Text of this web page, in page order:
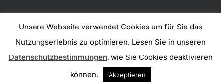
FacebookInstagramLinkedIn
Unsere Webseite verwendet Cookies um für Sie das
Nutzungserlebnis zu optimieren. Lesen Sie in unseren
Datenschutzbestimmungen, wie Sie Cookies deaktivieren
können.
Akzeptieren